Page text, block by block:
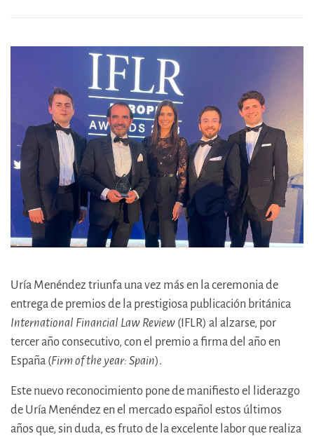
Uría Menéndez triunfa una vez más en la ceremonia de
entrega de premios de la prestigiosa publicación británica
International Financial Law Review (IFLR) al alzarse, por
tercer año consecutivo, con el premio a firma del año en
España (Firm of the year: Spain).
Este nuevo reconocimiento pone de manifiesto el liderazgo
de Uría Menéndez en el mercado español estos últimos
años que, sin duda, es fruto de la excelente labor que realiza